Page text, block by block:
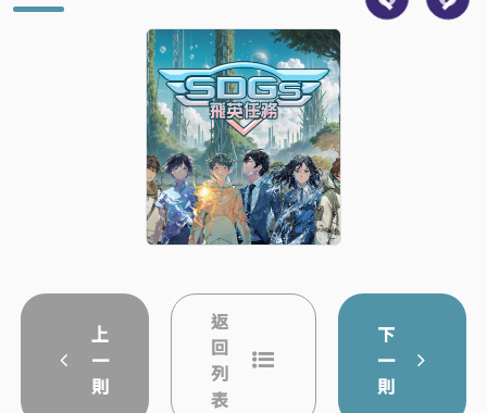
上
一
則
返
回
列
表
下
一
則